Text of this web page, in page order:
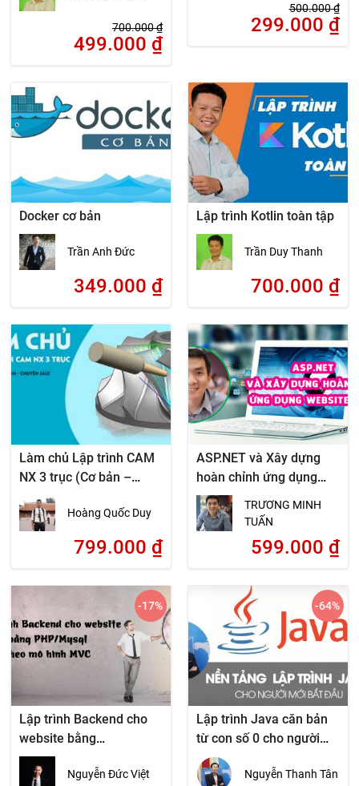
700.000₫
499.000 ₫
500.000₫
299.000 ₫
Docker cơ bản
Trần Anh Đức
349.000 ₫
Lập trình Kotlin toàn tập
Trần Duy Thanh
700.000 ₫
Làm chủ Lập trình CAM
NX 3 trục (Cơ bản –
Chuyên sâu)
Hoàng Quốc Duy
799.000 ₫
ASP.NET và Xây dựng
hoàn chỉnh ứng dụng
website động
TRƯƠNG MINH
TUẤN
599.000 ₫
Lập trình Backend cho
website bằng
PHP/Mysql theo mô hình
MVC
Nguyễn Đức Việt
-17%
Lập trình Java căn bản
từ con số 0 cho người
mới bắt đầu
Nguyễn Thanh Tân
-64%